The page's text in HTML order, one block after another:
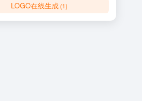
LOGO在线生成 (1)